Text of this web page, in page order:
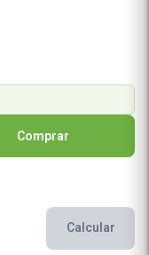
Comprar
Calcular